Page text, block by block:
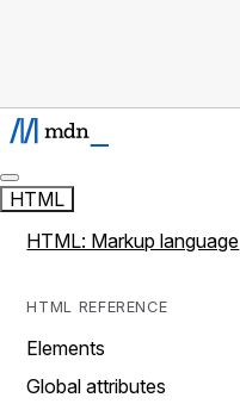
HTML
HTML: Markup language
HTML REFERENCE
Elements
Global attributes